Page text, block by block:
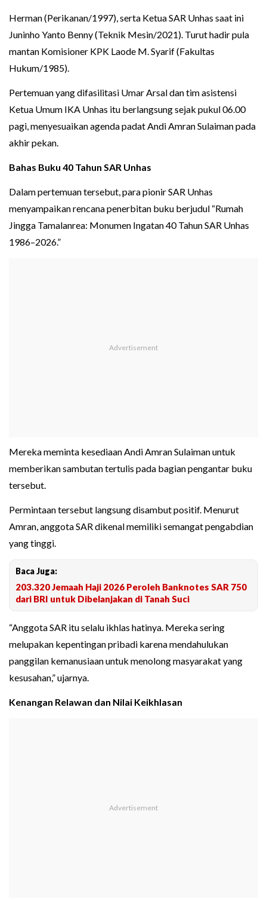
Herman (Perikanan/1997), serta Ketua SAR Unhas saat ini
Juninho Yanto Benny (Teknik Mesin/2021). Turut hadir pula
mantan Komisioner KPK Laode M. Syarif (Fakultas
Hukum/1985).
Pertemuan yang difasilitasi Umar Arsal dan tim asistensi
Ketua Umum IKA Unhas itu berlangsung sejak pukul 06.00
pagi, menyesuaikan agenda padat Andi Amran Sulaiman pada
akhir pekan.
Bahas Buku 40 Tahun SAR Unhas
Dalam pertemuan tersebut, para pionir SAR Unhas
menyampaikan rencana penerbitan buku berjudul “Rumah
Jingga Tamalanrea: Monumen Ingatan 40 Tahun SAR Unhas
1986–2026.”
Mereka meminta kesediaan Andi Amran Sulaiman untuk
memberikan sambutan tertulis pada bagian pengantar buku
tersebut.
Permintaan tersebut langsung disambut positif. Menurut
Amran, anggota SAR dikenal memiliki semangat pengabdian
yang tinggi.
Baca Juga:
203.320 Jemaah Haji 2026 Peroleh Banknotes SAR 750
dari BRI untuk Dibelanjakan di Tanah Suci
“Anggota SAR itu selalu ikhlas hatinya. Mereka sering
melupakan kepentingan pribadi karena mendahulukan
panggilan kemanusiaan untuk menolong masyarakat yang
kesusahan,” ujarnya.
Kenangan Relawan dan Nilai Keikhlasan